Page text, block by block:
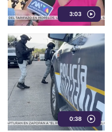
3:03
0:38